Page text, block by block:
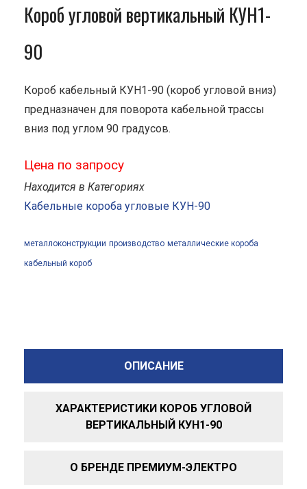
Короб угловой вертикальный КУН1-
90
Короб кабельный КУН1-90 (короб угловой вниз)
предназначен для поворота кабельной трассы
вниз под углом 90 градусов.
Цена по запросу
Находится в Категориях
Кабельные короба угловые КУН-90
металлоконструкции производство металлические короба
кабельный короб
ОПИСАНИЕ
ХАРАКТЕРИСТИКИ КОРОБ УГЛОВОЙ
ВЕРТИКАЛЬНЫЙ КУН1-90
О БРЕНДЕ ПРЕМИУМ-ЭЛЕКТРО